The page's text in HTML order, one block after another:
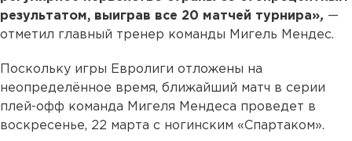
результатом, выиграв все 20 матчей турнира», —
отметил главный тренер команды Мигель Мендес.
Поскольку игры Евролиги отложены на
неопределённое время, ближайший матч в серии
плей-офф команда Мигеля Мендеса проведет в
воскресенье, 22 марта с ногинским «Спартаком».